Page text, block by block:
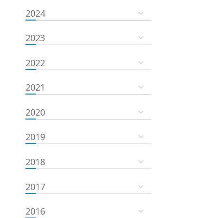
2024
2023
2022
2021
2020
2019
2018
2017
2016